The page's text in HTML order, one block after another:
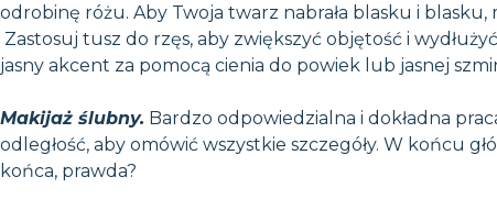
odrobinę różu. Aby Twoja twarz nabrała blasku i
Zastosuj tusz do rzęs, aby zwiększyć objętość i
jasny akcent za pomocą cienia do powiek lub jasnej
Makijaż ślubny. Bardzo odpowiedzialna i dokładna
odległość, aby omówić wszystkie szczegóły. W końcu
końca, prawda?